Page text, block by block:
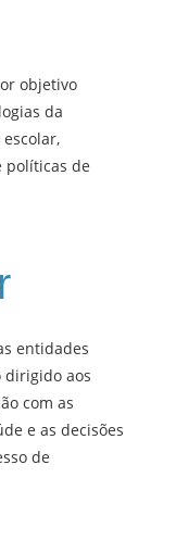
objetivo
da
políticas de
entidades
dirigido aos
com as
e as decisões
de